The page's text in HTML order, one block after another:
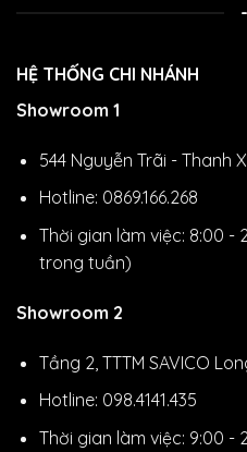
-
HỆ THỐNG CHI NHÁNH
Showroom 1
544 Nguyễn Trãi - Thanh
Hotline: 0869.166.268
Thời gian làm việc: 8:00
trong tuần)
Showroom 2
Tầng 2, TTTM SAVICO
Hotline: 098.4141.435
Thời gian làm việc: 9:00